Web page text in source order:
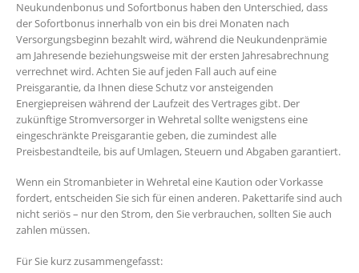
Neukundenbonus und Sofortbonus haben den Unterschied, dass
der Sofortbonus innerhalb von ein bis drei Monaten nach
Versorgungsbeginn bezahlt wird, während die Neukundenprämie
am Jahresende beziehungsweise mit der ersten Jahresabrechnung
verrechnet wird. Achten Sie auf jeden Fall auch auf eine
Preisgarantie, da Ihnen diese Schutz vor ansteigenden
Energiepreisen während der Laufzeit des Vertrages gibt. Der
zukünftige Stromversorger in Wehretal sollte wenigstens eine
eingeschränkte Preisgarantie geben, die zumindest alle
Preisbestandteile, bis auf Umlagen, Steuern und Abgaben garantiert.
Wenn ein Stromanbieter in Wehretal eine Kaution oder Vorkasse
fordert, entscheiden Sie sich für einen anderen. Pakettarife sind auch
nicht seriös – nur den Strom, den Sie verbrauchen, sollten Sie auch
zahlen müssen.
Für Sie kurz zusammengefasst: